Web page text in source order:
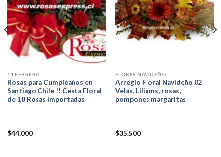
14 FEBRERO
Rosas para Cumpleaños en
Santiago Chile !! Cesta Floral
de 18 Rosas Importadas
$44.000
FLORES NAVIDEÑO
Arreglo Floral Navideño 02
Velas, Liliums, rosas,
pompones margaritas
$35.500